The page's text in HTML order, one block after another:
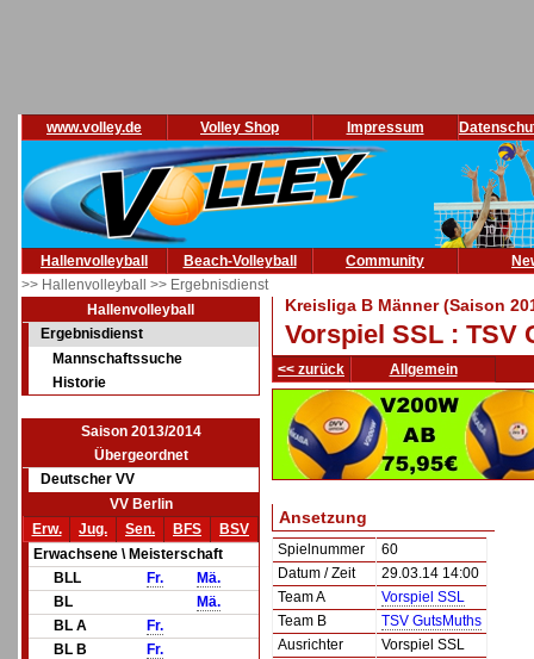
www.volley.de Volley Shop Impressum
Hallenvolleyball Beach-Volleyball Community
>> Hallenvolleyball >> Ergebnisdienst
Hallenvolleyball
Ergebnisdienst
Mannschaftssuche
Historie
Saison 2013/2014
Übergeordnet
Deutscher VV
VV Berlin
Erw.
Jug. Sen. BFS
BSV
Erwachsene \ Meisterschaft
BLL
Fr.
Mä.
BL
Mä.
BL A
Fr.
BL B
Fr.
Kreisliga B Männer (Saison
Vorspiel SSL : TSV
<< zurück Allgemein
Ansetzung
Spielnummer
60
Datum / Zeit
29.03.14 14:00
Team A
Vorspiel SSL
Team B
TSV GutsMuths
Ausrichter
Vorspiel SSL